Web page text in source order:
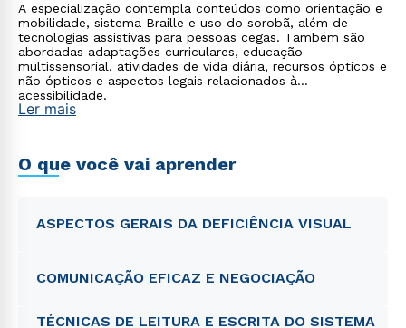
A especialização contempla conteúdos como orientação e
mobilidade, sistema Braille e uso do sorobã, além de
tecnologias assistivas para pessoas cegas. Também são
abordadas adaptações curriculares, educação
multissensorial, atividades de vida diária, recursos ópticos e
não ópticos e aspectos legais relacionados à
acessibilidade.
Ler mais
O que você vai aprender
ASPECTOS GERAIS DA DEFICIÊNCIA VISUAL
COMUNICAÇÃO EFICAZ E NEGOCIAÇÃO
TÉCNICAS DE LEITURA E ESCRITA DO SISTEMA